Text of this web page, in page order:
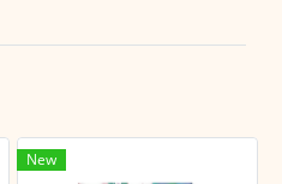
New